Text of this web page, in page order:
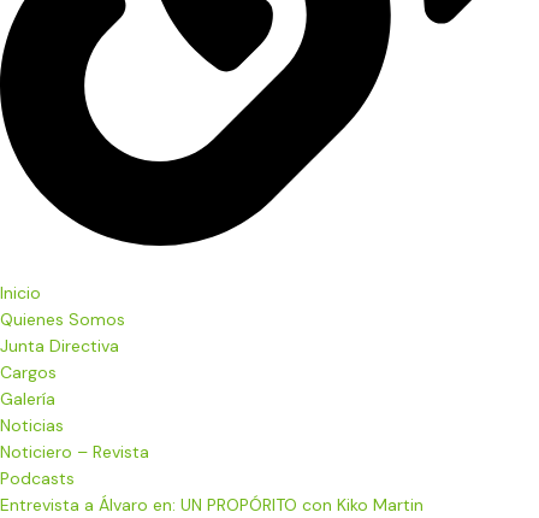
Inicio
Quienes Somos
Junta Directiva
Cargos
Galería
Noticias
Noticiero – Revista
Podcasts
Entrevista a Álvaro en: UN PROPÓRITO con Kiko Martin